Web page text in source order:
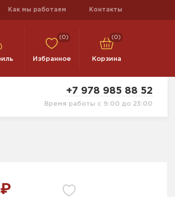
Как мы работаем Контакты
(0)
Избранное
(0)
Корзина
+7 978 985 88 52
Время работы с 9:00 до 23:00